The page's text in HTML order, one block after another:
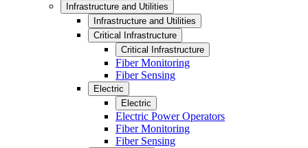
Infrastructure and Utilities
Infrastructure and Utilities
Critical Infrastructure
Critical Infrastructure
Fiber Monitoring
Fiber Sensing
Electric
Electric
Electric Power Operators
Fiber Monitoring
Fiber Sensing